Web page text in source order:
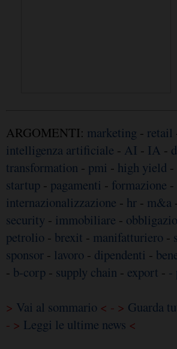
ARGOMENTI: marketing - retail
intelligenza artificiale - AI - IA -
transformation - pmi - high yield -
startup - pagamenti - formazione -
internazionalizzazione - hr - m&a
security - immobiliare -
petrolio - brexit - manifatturiero -
sponsor - lavoro - dipendenti -
- b-corp - supply chain - export - -
> Vai al sommario < - > Guarda
- > Leggi le ultime news <